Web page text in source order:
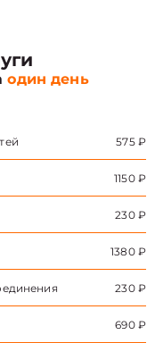
один день
575 ₽
1150 ₽
230 ₽
1380 ₽
230 ₽
690 ₽